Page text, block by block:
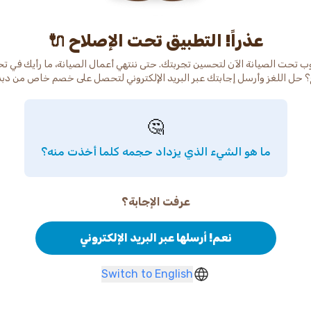
عذراً! التطبيق تحت الإصلاح 🔌
تحت الصيانة الآن لتحسين تجربتك. حتى ننتهي أعمال الصيانة، ما رأيك في
حل اللغز وأرسل إجابتك عبر البريد الإلكتروني لتحصل على خصم خاص من
🤔
ما هو الشيء الذي يزداد حجمه كلما أخذت منه؟
عرفت الإجابة؟
نعم! أرسلها عبر البريد الإلكتروني
Switch to English